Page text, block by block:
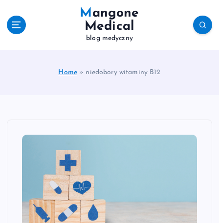
Mangone
Medical
blog medyczny
Home » niedobory witaminy B12